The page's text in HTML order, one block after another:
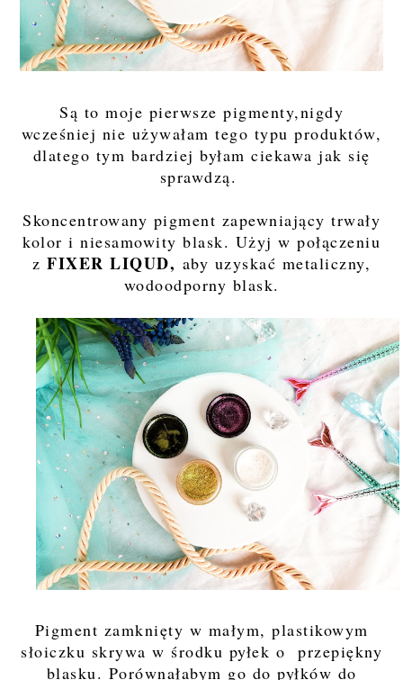
Są to moje pierwsze pigmenty,nigdy
wcześniej nie używałam tego typu produktów,
dlatego tym bardziej byłam ciekawa jak się
sprawdzą.
Skoncentrowany pigment zapewniający trwały
kolor i niesamowity blask. Użyj w połączeniu
z FIXER LIQUD, aby uzyskać metaliczny,
wodoodporny blask.
Pigment zamknięty w małym, plastikowym
słoiczku skrywa w środku pyłek o przepiękny
blasku. Porównałabym go do pyłków do